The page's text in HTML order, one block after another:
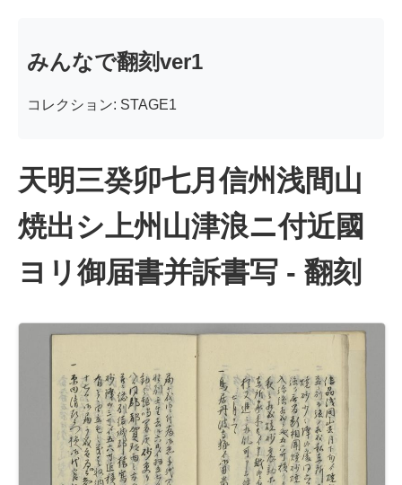
みんなで翻刻ver1
コレクション: STAGE1
天明三癸卯七月信州浅間山
焼出シ上州山津浪ニ付近國
ヨリ御届書并訴書写 - 翻刻